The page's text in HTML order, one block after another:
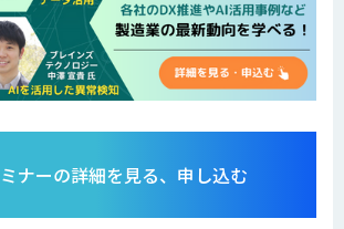
ナーの詳細を見る、申し込む